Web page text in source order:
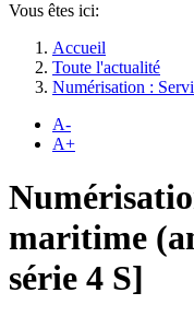
Vous êtes ici:
Accueil
Toute l'actualité
Numérisation :
A-
A+
maritime
série 4 S]